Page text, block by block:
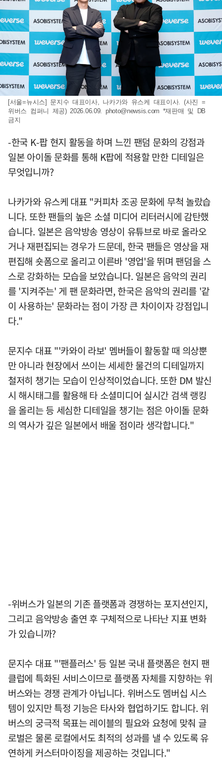
[서울=뉴시스] 문지수 대표이사, 나카가와 유스케 대표이사. (사진 =
위버스 컴퍼니 제공) 2026.06.09. photo@newsis.com *재판매 및 DB
금지
-한국 K-팝 현지 활동을 하며 느낀 팬덤 문화의 강점과
일본 아이돌 문화를 통해 K팝에 적용할 만한 디테일은
무엇입니까?
나카가와 유스케 대표 "커피차 조공 문화에 무척 놀랐습
니다. 또한 팬들의 높은 소셜 미디어 리터러시에 감탄했
습니다. 일본은 음악방송 영상이 유튜브로 바로 올라오
거나 재편집되는 경우가 드문데, 한국 팬들은 영상을 재
편집해 숏폼으로 올리고 이른바 '영업'을 뛰며 팬덤을 스
스로 강화하는 모습을 보았습니다. 일본은 음악의 권리
를 '지켜주는' 게 팬 문화라면, 한국은 음악의 권리를 '같
이 사용하는' 문화라는 점이 가장 큰 차이이자 강점입니
다."
문지수 대표 "'카와이 라보' 멤버들이 활동할 때 의상뿐
만 아니라 현장에서 쓰이는 세세한 물건의 디테일까지
철저히 챙기는 모습이 인상적이었습니다. 또한 DM 발신
시 해시태그를 활용해 타 소셜미디어 실시간 검색 랭킹
을 올리는 등 세심한 디테일을 챙기는 점은 아이돌 문화
의 역사가 깊은 일본에서 배울 점이라 생각합니다."
-위버스가 일본의 기존 플랫폼과 경쟁하는 포지션인지,
그리고 음악방송 출연 후 구체적으로 나타난 지표 변화
가 있습니까?
문지수 대표 "'팬플러스' 등 일본 국내 플랫폼은 현지 팬
클럽에 특화된 서비스이므로 플랫폼 자체를 지향하는 위
버스와는 경쟁 관계가 아닙니다. 위버스도 멤버십 시스
템이 있지만 특정 기능은 타사와 협업하기도 합니다. 위
버스의 궁극적 목표는 레이블의 필요와 요청에 맞춰 글
로벌은 물론 로컬에서도 최적의 성과를 낼 수 있도록 유
연하게 커스터마이징을 제공하는 것입니다."